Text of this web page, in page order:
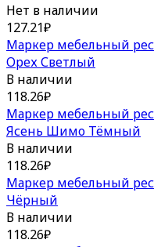
Нет в наличии
127.21₽
Маркер мебельный
Орех Светлый
В наличии
118.26₽
Маркер мебельный
Ясень Шимо Тёмный
В наличии
118.26₽
Маркер мебельный
Чёрный
В наличии
118.26₽